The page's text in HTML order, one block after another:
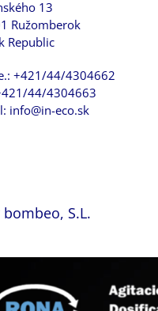
13
Ružomberok
Republic
+421/44/4304662
44/4304663
info@in-eco.sk
S.L.